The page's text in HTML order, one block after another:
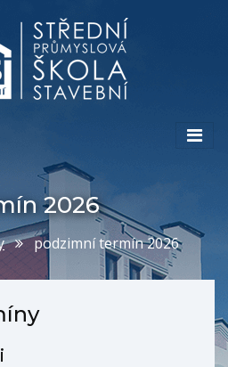
2026
podzimní termín 2026